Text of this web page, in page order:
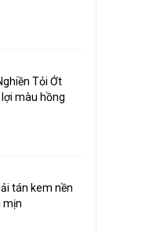
Tỏi Ớt
màu hồng
tán kem nền
mịn